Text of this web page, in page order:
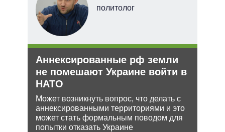
политолог
Аннексированные рф земли
не помешают Украине войти в
НАТО
Может возникнуть вопрос, что делать с
аннексированными территориями и это
может стать формальным поводом для
попытки отказать Украине